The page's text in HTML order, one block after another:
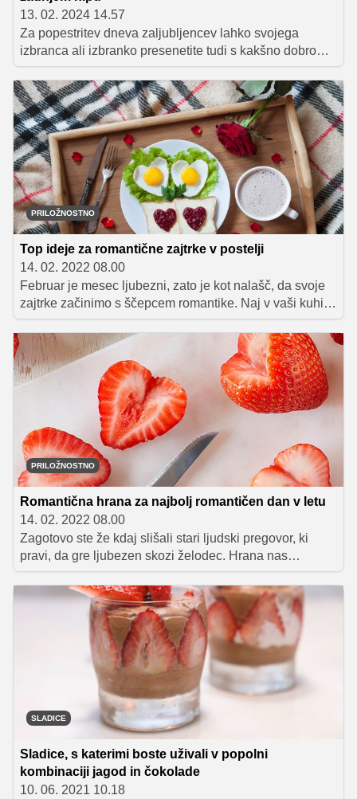
13. 02. 2024 14.57
Za popestritev dneva zaljubljencev lahko svojega
izbranca ali izbranko presenetite tudi s kakšno dobro
sladico. Predstavljamo vam nekaj super idej za
valentinove sladice, ki jih lahko pripravite tudi v zadnjem
hipu.
PRILOŽNOSTNO
Top ideje za romantične zajtrke v postelji
14. 02. 2022 08.00
Februar je mesec ljubezni, zato je kot nalašč, da svoje
zajtrke začinimo s ščepcem romantike. Naj v vaši kuhinji
zadiši po okusnih pregrehah, zaradi katerih bosta
skupaj uživala v vsakem grižljaju. Za vas smo pripravili
nekaj idej, s katerimi boste zagotovo navdušili svojega
srčnega izbranca ali izbranko.
PRILOŽNOSTNO
Romantična hrana za najbolj romantičen dan v letu
14. 02. 2022 08.00
Zagotovo ste že kdaj slišali stari ljudski pregovor, ki
pravi, da gre ljubezen skozi želodec. Hrana nas
razveseljuje in nam pričara nasmeške na obraze, še
posebej, če je pripravljena z ljubeznijo in jo imamo
možnost uživati z nam ljubljeno osebo. Bliža se
svetovno znan praznik zaljubljencev, valentinovo, zato
bi vam radi podelili nekaj nasvetov, kako ljubezen
svojega življenja presenetiti z romantičnim kosilom ali
SLADICE
Sladice, s katerimi boste uživali v popolni
kombinaciji jagod in čokolade
10. 06. 2021 10.18